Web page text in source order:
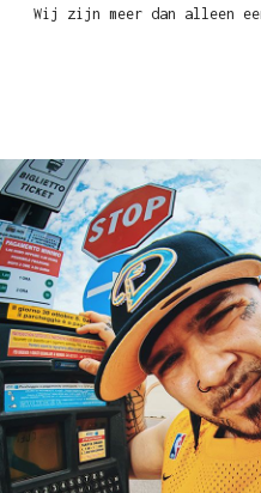
Wij zijn meer dan alleen